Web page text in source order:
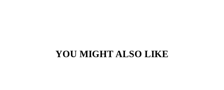
YOU MIGHT ALSO LIKE